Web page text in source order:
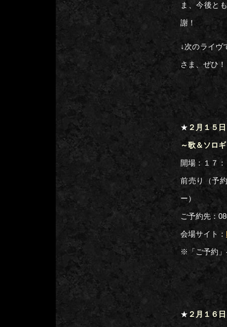
ま、今後と
謝！
↓次のライヴ
さま、ぜひ！
★ ２月１５
～歌＆ソロ
開場：１７
前売り（予
ー）
ご予約先：
会場サイト：
※「ご予約」
★ ２月１６